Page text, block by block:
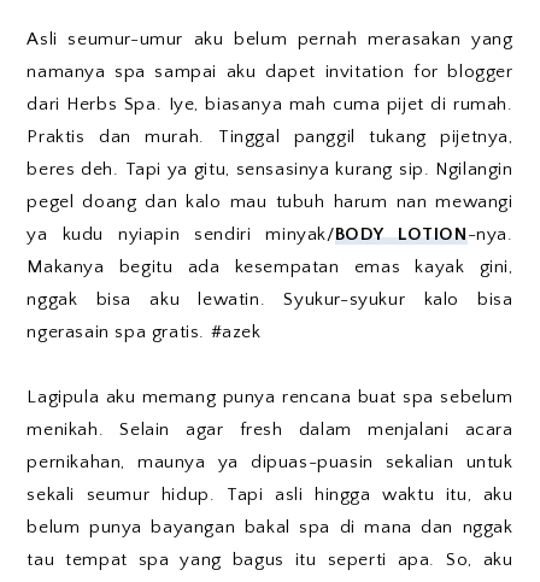
Asli seumur-umur aku belum pernah merasakan yang
namanya spa sampai aku dapet invitation for blogger
dari Herbs Spa. Iye, biasanya mah cuma pijet di rumah.
Praktis dan murah. Tinggal panggil tukang pijetnya,
beres deh. Tapi ya gitu, sensasinya kurang sip. Ngilangin
pegel doang dan kalo mau tubuh harum nan mewangi
ya kudu nyiapin sendiri minyak/BODY LOTION-nya.
Makanya begitu ada kesempatan emas kayak gini,
nggak bisa aku lewatin. Syukur-syukur kalo bisa
ngerasain spa gratis. #azek
Lagipula aku memang punya rencana buat spa sebelum
menikah. Selain agar fresh dalam menjalani acara
pernikahan, maunya ya dipuas-puasin sekalian untuk
sekali seumur hidup. Tapi asli hingga waktu itu, aku
belum punya bayangan bakal spa di mana dan nggak
tau tempat spa yang bagus itu seperti apa. So, aku